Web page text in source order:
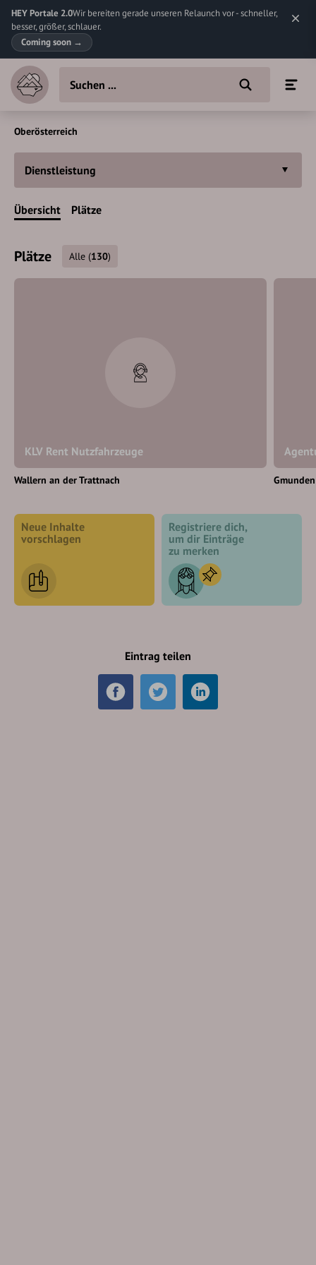
HEY Portale 2.0Wir bereiten gerade unseren Relaunch vor - schneller,
besser, größer, schlauer.
Coming soon →
Oberösterreich
Dienstleistung
Übersicht Plätze
Plätze Alle (130)
KLV Rent Nutzfahrzeuge
Wallern an der Trattnach Gmunden
Neue Inhalte
vorschlagen
Registriere dich,
um dir Einträge
zu merken
Eintrag teilen